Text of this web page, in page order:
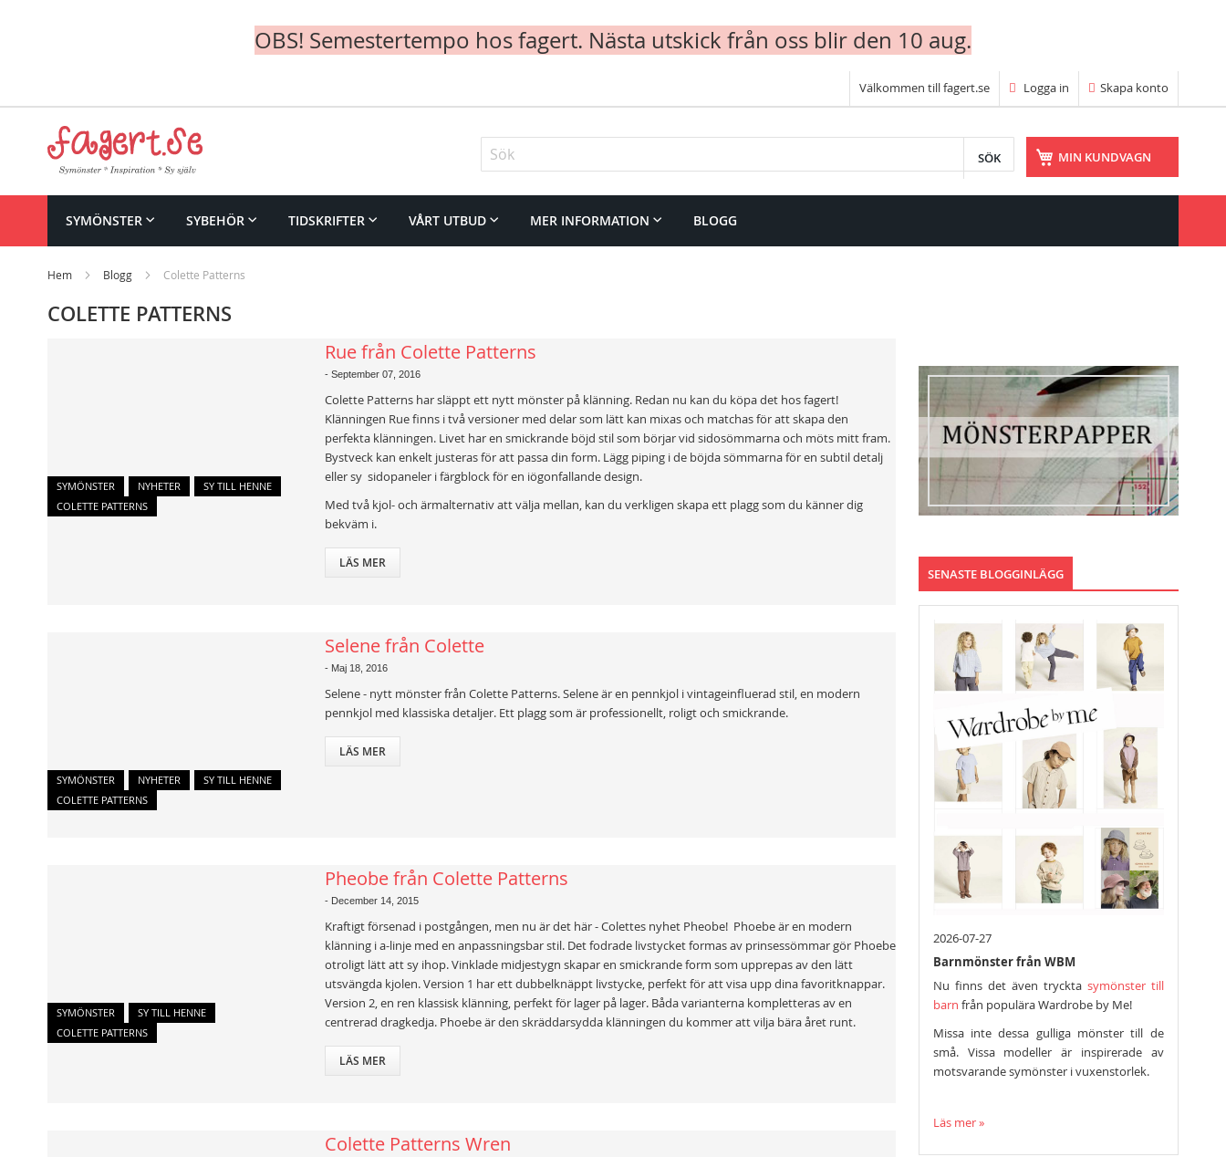
OBS! Semestertempo hos fagert. Nästa utskick från oss blir den 10 aug.
Content
Välkommen till fagert.se Logga in Skapa konto
MIN KUNDVAGN
Sök
SYMÖNSTER SYBEHÖR TIDSKRIFTER VÅRT UTBUD MER INFORMATION BLOGG
Hem Blogg Colette Patterns
COLETTE PATTERNS
SYMÖNSTER NYHETER
SY TILL HENNE
COLETTE PATTERNS
Rue från Colette Patterns
- September 07, 2016
Colette Patterns har släppt ett nytt mönster på klänning. Redan nu kan du köpa det hos fagert!
Klänningen Rue finns i två versioner med delar som lätt kan mixas och matchas för att skapa den
perfekta klänningen. Livet har en smickrande böjd stil som börjar vid sidosömmarna och möts mitt fram.
Bystveck kan enkelt justeras för att passa din form. Lägg piping i de böjda sömmarna för en subtil detalj
eller sy sidopaneler i färgblock för en iögonfallande design.
Med två kjol- och ärmalternativ att välja mellan, kan du verkligen skapa ett plagg som du känner dig
bekväm i.
LÄS MER
SYMÖNSTER NYHETER
SY TILL HENNE
COLETTE PATTERNS
Selene från Colette
- Maj 18, 2016
Selene - nytt mönster från Colette Patterns. Selene är en pennkjol i vintageinfluerad stil, en modern
pennkjol med klassiska detaljer. Ett plagg som är professionellt, roligt och smickrande.
LÄS MER
SYMÖNSTER
SY TILL HENNE
COLETTE PATTERNS
Pheobe från Colette Patterns
- December 14, 2015
Kraftigt försenad i postgången, men nu är det här - Colettes nyhet Pheobe! Phoebe är en modern
klänning i a-linje med en anpassningsbar stil. Det fodrade livstycket formas av prinsessömmar gör Phoebe
otroligt lätt att sy ihop. Vinklade midjestygn skapar en smickrande form som upprepas av den lätt
utsvängda kjolen. Version 1 har ett dubbelknäppt livstycke, perfekt för att visa upp dina favoritknappar.
Version 2, en ren klassisk klänning, perfekt för lager på lager. Båda varianterna kompletteras av en
centrerad dragkedja. Phoebe är den skräddarsydda klänningen du kommer att vilja bära året runt.
LÄS MER
Colette Patterns Wren
SENASTE BLOGGINLÄGG
2026-07-27
Barnmönster från WBM
Nu finns det även tryckta symönster till
barn från populära Wardrobe by Me!
Missa inte dessa gulliga mönster till de
små. Vissa modeller är inspirerade av
motsvarande symönster i vuxenstorlek.
Läs mer »